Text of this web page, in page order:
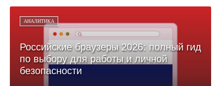
АНАЛИТИКА
Российские браузеры 2026: полный гид
по выбору для работы и личной
безопасности